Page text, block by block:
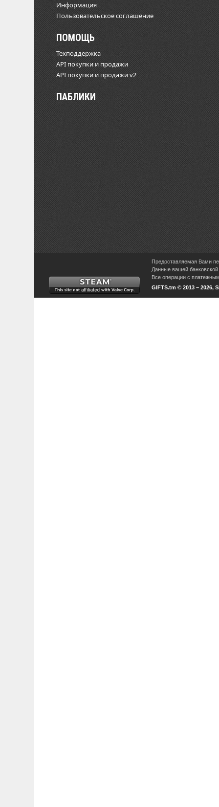
Информация
Пользовательское соглашение
ПОМОЩЬ
Техподдержка
API покупки и продажи
API покупки и продажи v2
ПАБЛИКИ
Предоставляемая Вами
Данные вашей
Все операции с
GIFTS.tm © 2013 – 2026,